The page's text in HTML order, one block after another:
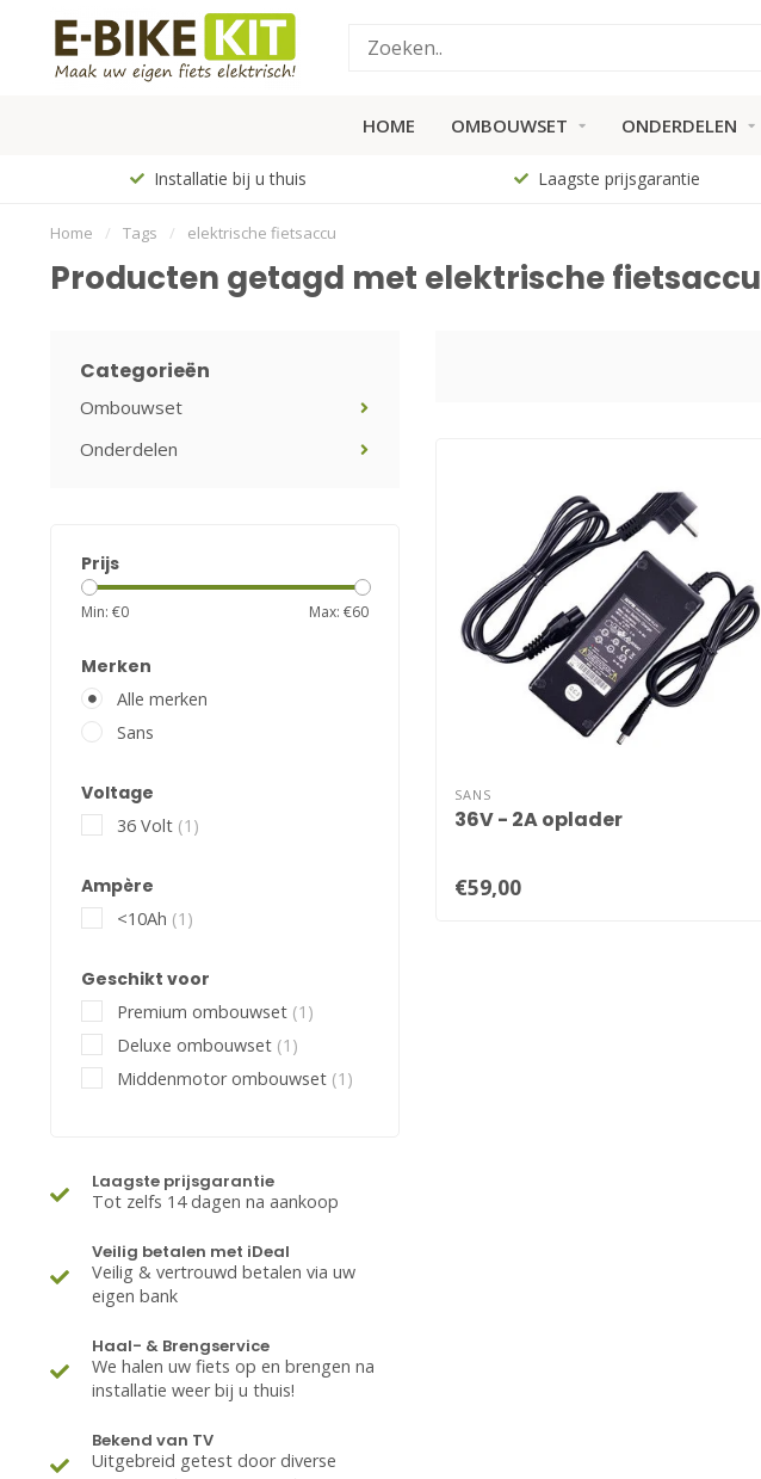
HOME OMBOUWSET ONDERDELEN
Installatie bij u thuis Laagste prijsgarantie
Home / Tags / elektrische fietsaccu
Producten getagd met elektrische fietsaccu
Categorieën
Ombouwset
Onderdelen
Prijs
Min: €0 Max: €60
Merken
Alle merken
Sans
Voltage
36 Volt (1)
Ampère
<10Ah (1)
Geschikt voor
Premium ombouwset (1)
Deluxe ombouwset (1)
Middenmotor ombouwset (1)
Laagste prijsgarantie
Tot zelfs 14 dagen na aankoop
Veilig betalen met iDeal
Veilig & vertrouwd betalen via uw
eigen bank
Haal- & Brengservice
We halen uw fiets op en brengen na
installatie weer bij u thuis!
Bekend van TV
Uitgebreid getest door diverse
SANS
36V - 2A oplader
€59,00